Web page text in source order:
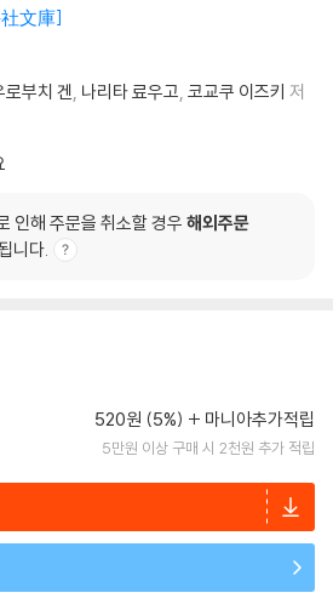
文庫
로부치 겐 나리타 료우고 코교쿠 이즈키 저
인해 주문을 취소할 경우 해외주문
니다.
520원 (5%) 마니아추가적립
5만원 이상 구매 시 2천원 추가 적립